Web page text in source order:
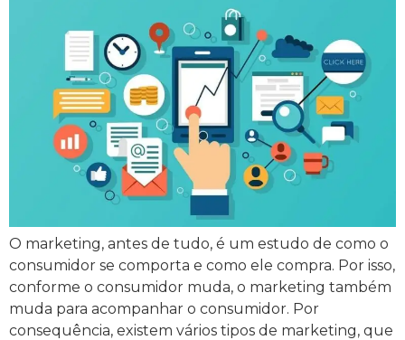
O marketing, antes de tudo, é um estudo de como o
consumidor se comporta e como ele compra. Por isso,
conforme o consumidor muda, o marketing também
muda para acompanhar o consumidor. Por
consequência, existem vários tipos de marketing, que